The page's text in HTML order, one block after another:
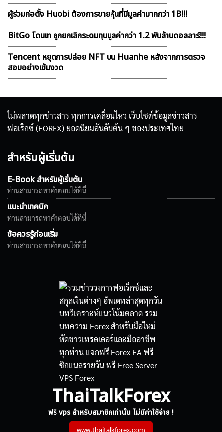
ผู้ร่วมก่อตั้ง Huobi ต้องการขายหุ้นที่มีมูลค่ามากกว่า 1B!!!
BitGo โดนเท ถูกยกเลิกระดมทุนมูลค่ากว่า 1.2 พันล้านดอลลาร์!!!
Tencent หยุดการปล่อย NFT บน Huanhe หลังจากการตรวจ
สอบอย่างเข้มงวด
ไม่พลาดทุกข่าวสาร ทุกการเคลื่อนไหว เว็บไซต์ข้อมูลข่าวสาร
ฟอเร็กซ์ (FOREX) ยอดนิยมอันดับต้น ๆ ของประเทศไทย
สำหรับผู้เริ่มต้น
E-Book สำหรับผู้เริ่มต้น
ท่านสามารถหาคำตอบได้ที่นี่
แนะนำเทคนิค
ท่านสามารถหาคำตอบได้ที่นี่
ข้อควรรู้ก่อนเริ่ม
ท่านสามารถหาคำตอบได้ที่นี่
ThaiTalkForex
ฟรี vps สำหรับสมาชิกเท่านั้น ไม่มีค่าใช้จ่าย !
www.thaitalkforex.com